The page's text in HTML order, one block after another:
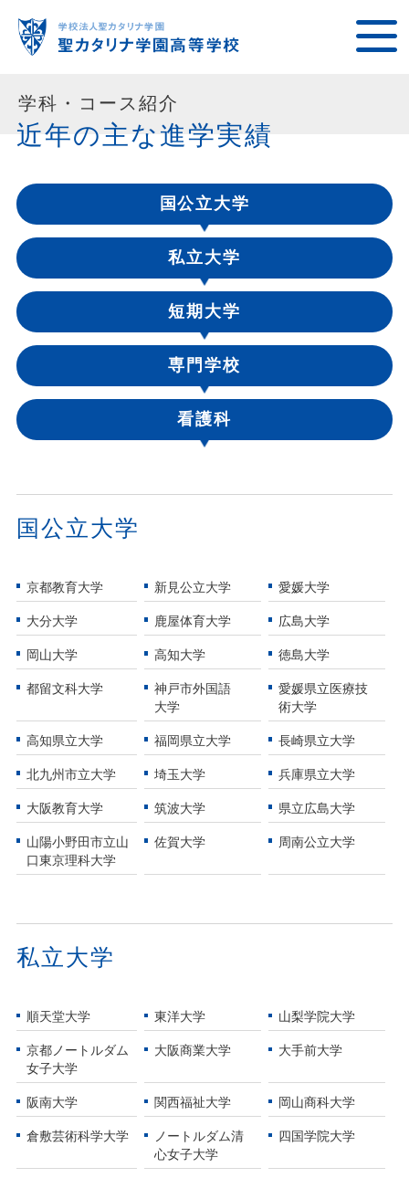
学科・コース紹介
近年の主な進学実績
国公立大学
私立大学
短期大学
専門学校
看護科
国公立大学
京都教育大学 新見公立大学 愛媛大学
大分大学 鹿屋体育大学 広島大学
岡山大学 高知大学 徳島大学
都留文科大学
神戸市外国語
大学
愛媛県立医療技
術大学
高知県立大学 福岡県立大学 長崎県立大学
北九州市立大学 埼玉大学 兵庫県立大学
大阪教育大学 筑波大学 県立広島大学
山陽小野田市立山
口東京理科大学
佐賀大学 周南公立大学
私立大学
順天堂大学 東洋大学 山梨学院大学
京都ノートルダム
女子大学
大阪商業大学 大手前大学
阪南大学 関西福祉大学 岡山商科大学
倉敷芸術科学大学
ノートルダム清
心女子大学
四国学院大学